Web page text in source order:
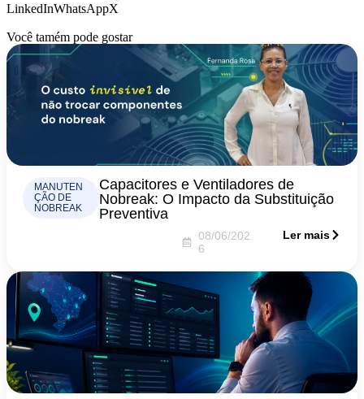
LinkedInWhatsAppX
Você tamém pode gostar
MANUTEN
ÇÃO DE
NOBREAK
Capacitores e Ventiladores de
Nobreak: O Impacto da Substituição
Preventiva
08/06/202
6
Ler mais